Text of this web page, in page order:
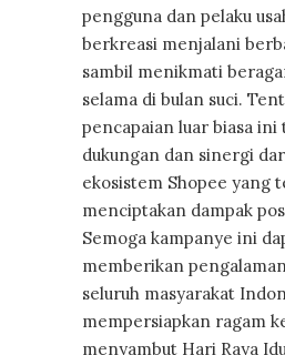
pengguna dan pelaku
berkreasi menjalani
sambil menikmati
selama di bulan suci.
pencapaian luar biasa
dukungan dan sinergi
ekosistem Shopee yang
menciptakan dampak
Semoga kampanye ini
memberikan
seluruh masyarakat
mempersiapkan ragam
menyambut Hari Raya